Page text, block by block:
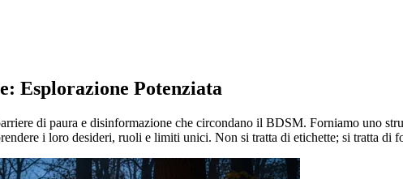
Esplorazione Potenziata
di paura e disinformazione che circondano il BDSM. Forniamo uno
i loro desideri, ruoli e limiti unici. Non si tratta di etichette; si tratta di